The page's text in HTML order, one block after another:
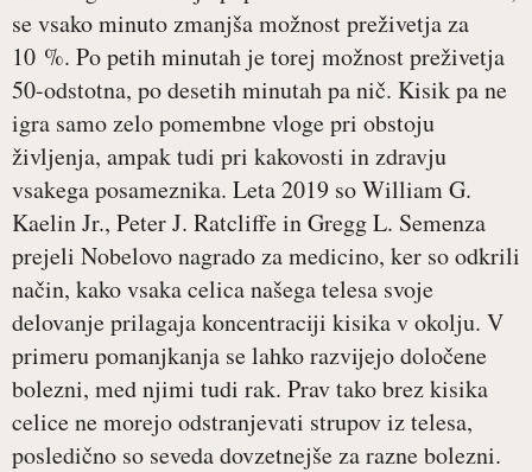
se vsako minuto zmanjša možnost preživetja za
10 %. Po petih minutah je torej možnost preživetja
50-odstotna, po desetih minutah pa nič. Kisik pa ne
igra samo zelo pomembne vloge pri obstoju
življenja, ampak tudi pri kakovosti in zdravju
vsakega posameznika. Leta 2019 so William G.
Kaelin Jr., Peter J. Ratcliffe in Gregg L. Semenza
prejeli Nobelovo nagrado za medicino, ker so odkrili
način, kako vsaka celica našega telesa svoje
delovanje prilagaja koncentraciji kisika v okolju. V
primeru pomanjkanja se lahko razvijejo določene
bolezni, med njimi tudi rak. Prav tako brez kisika
celice ne morejo odstranjevati strupov iz telesa,
posledično so seveda dovzetnejše za razne bolezni.